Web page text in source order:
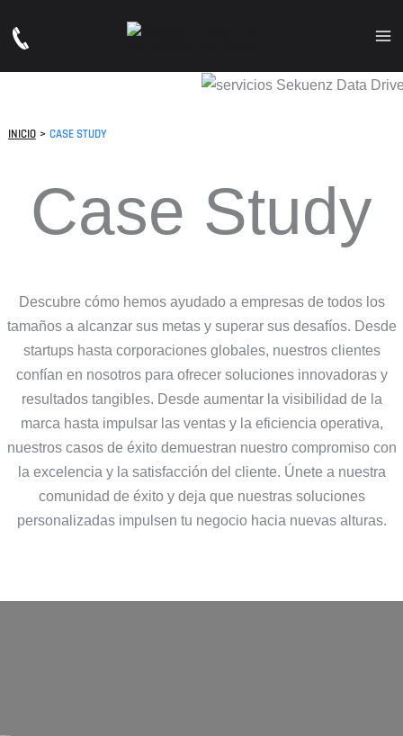
INICIO CASE STUDY
Case Study
Descubre cómo hemos ayudado a empresas de todos los
tamaños a alcanzar sus metas y superar sus desafíos. Desde
startups hasta corporaciones globales, nuestros clientes
confían en nosotros para ofrecer soluciones innovadoras y
resultados tangibles. Desde aumentar la visibilidad de la
marca hasta impulsar las ventas y la eficiencia operativa,
nuestros casos de éxito demuestran nuestro compromiso con
la excelencia y la satisfacción del cliente. Únete a nuestra
comunidad de éxito y deja que nuestras soluciones
personalizadas impulsen tu negocio hacia nuevas alturas.